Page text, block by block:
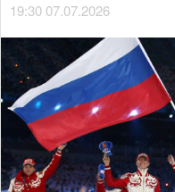
19:30 07.07.2026